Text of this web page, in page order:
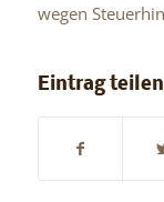
wegen
Eintrag teilen